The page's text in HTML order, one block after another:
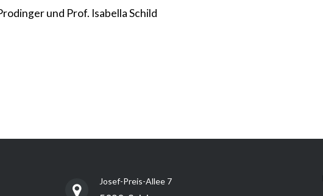
und Prof. Isabella Schild
Josef-Preis-Allee 7